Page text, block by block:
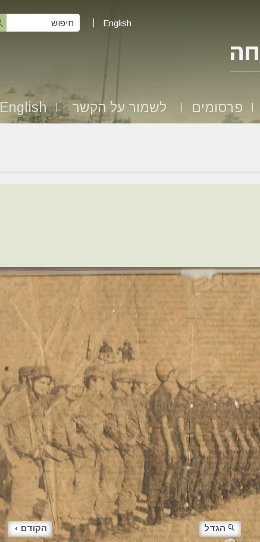
English
פרסומים לשמור על הקשר English
הקודם הגדל